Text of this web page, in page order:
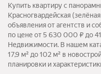
Купить квартиру с
Красногвардейская
объявления от агентств и
по цене от 5 630 000 ₽ до
Недвижимости. В нашем
17,9 м² до 102 м² в
планировки и